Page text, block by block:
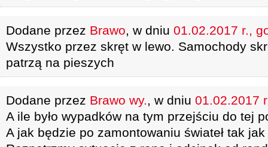
Dodane przez Brawo, w dniu 01.02.2017 r.,
Wszystko przez skręt w lewo. Samochody
patrzą na pieszych
Dodane przez Brawo wy., w dniu 01.02.2017
A ile było wypadków na tym przejściu do tej
A jak będzie po zamontowaniu świateł tak